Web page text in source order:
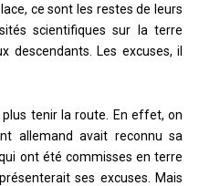
ce sont les restes de leurs
scientifiques sur la terre
descendants. Les excuses, il
tenir la route. En effet, on
allemand avait reconnu sa
ont été commisses en terre
ses excuses. Mais